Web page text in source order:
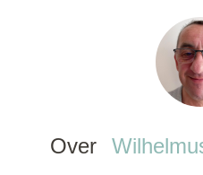
Over